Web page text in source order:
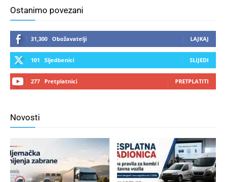
Ostanimo povezani
31,300 Obožavatelji LAJKAJ
101 Sljedbenici SLIJEDI
277 Pretplatnici PRETPLATITI
Novosti